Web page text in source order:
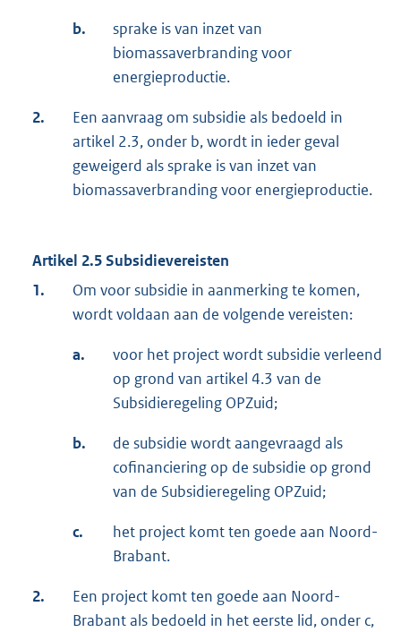
b.
sprake is van inzet van
biomassaverbranding voor
energieproductie.
2.
Een aanvraag om subsidie als bedoeld in
artikel 2.3, onder b, wordt in ieder geval
geweigerd als sprake is van inzet van
biomassaverbranding voor energieproductie.
Artikel 2.5 Subsidievereisten
1.
Om voor subsidie in aanmerking te komen,
wordt voldaan aan de volgende vereisten:
a.
voor het project wordt subsidie verleend
op grond van artikel 4.3 van de
Subsidieregeling OPZuid;
b.
de subsidie wordt aangevraagd als
cofinanciering op de subsidie op grond
van de Subsidieregeling OPZuid;
c.
het project komt ten goede aan Noord-
Brabant.
2.
Een project komt ten goede aan Noord-
Brabant als bedoeld in het eerste lid, onder c,